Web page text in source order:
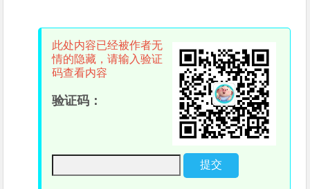
此处内容已经被作者无
情的隐藏，请输入验证
码查看内容
验证码：